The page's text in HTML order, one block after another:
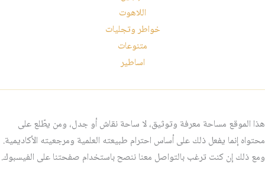
اللاهوت
خواطر وتجليات
متنوعات
اساطير
هذا الموقع مساحة معرفة وتوثيق، لا ساحة نقاش أو جدل، ومن يطّلع على
محتواه إنما يفعل ذلك على أساس احترام طبيعته العلمية ومرجعيته الأكاديمية.
ومع ذلك إن كنت ترغب بالتواصل معنا ننصح باستخدام صفحتنا على الفيسبوك.